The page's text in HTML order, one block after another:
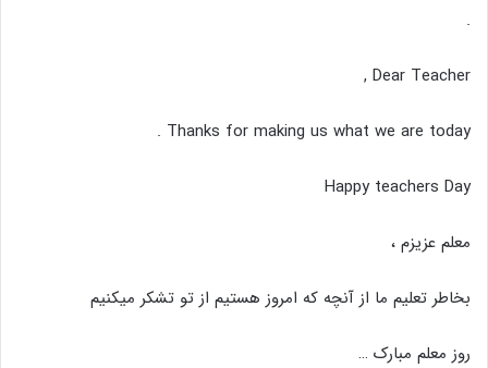
.
Dear Teacher ,
Thanks for making us what we are today .
Happy teachers Day
معلم عزیزم ،
بخاطر تعلیم ما از آنچه که امروز هستیم از تو تشکر میکنیم
روز معلم مبارک …